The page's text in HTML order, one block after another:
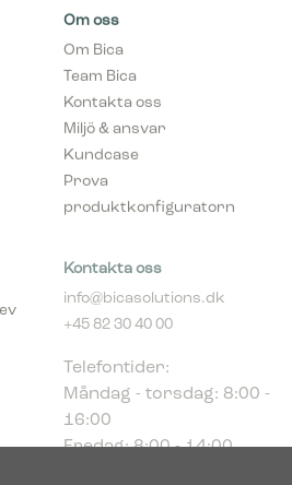
Om oss
Om Bica
Team Bica
Kontakta oss
Miljö & ansvar
Kundcase
Prova
produktkonfiguratorn
+45 82 30 40 00
Måndag - torsdag: 8:00 -
16:00
Fredag: 8:00 - 14:00